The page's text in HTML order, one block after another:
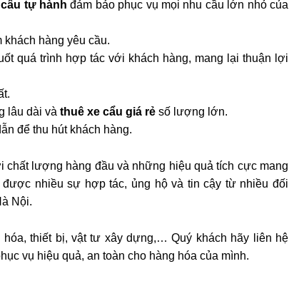
cẩu tự hànhđảm bảo phục vụ mọi nhu cầu lớn nhỏ của
hàng yêu cầu.
quá trình hợp tác với khách hàng, mang lại thuận lợi
lâu dài và thuê xe cẩu giá rẻ số lượng lớn.
để thu hút khách hàng.
chất lượng hàng đầu và những hiệu quả tích cực mang
nhiều sự hợp tác, ủng hộ và tin cậy từ nhiều đối
Nội.
thiết bị, vật tư xây dựng,… Quý khách hãy liên hệ
vụ hiệu quả, an toàn cho hàng hóa của mình.